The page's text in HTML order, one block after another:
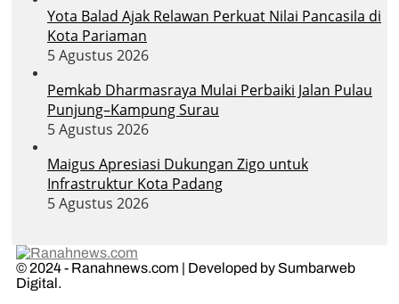
Yota Balad Ajak Relawan Perkuat Nilai Pancasila di
Kota Pariaman
5 Agustus 2026
Pemkab Dharmasraya Mulai Perbaiki Jalan Pulau
Punjung–Kampung Surau
5 Agustus 2026
Maigus Apresiasi Dukungan Zigo untuk
Infrastruktur Kota Padang
5 Agustus 2026
© 2024 - Ranahnews.com | Developed by Sumbarweb
Digital.